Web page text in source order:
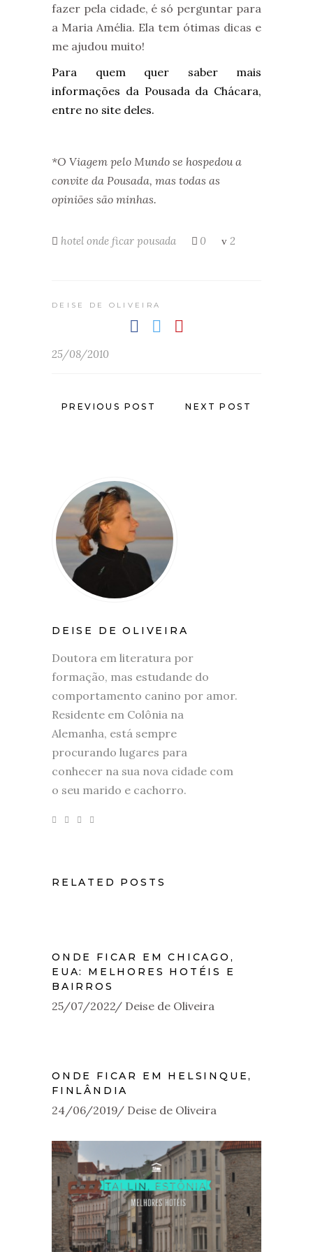
fazer pela cidade, é só perguntar para
a Maria Amélia. Ela tem ótimas dicas e
me ajudou muito!
Para quem quer saber mais
informações da Pousada da Chácara,
entre no site deles.
*O Viagem pelo Mundo se hospedou a
convite da Pousada, mas todas as
opiniões são minhas.
hotel onde ficar pousada 0 2
DEISE DE OLIVEIRA
25/08/2010
PREVIOUS POST NEXT POST
DEISE DE OLIVEIRA
Doutora em literatura por
formação, mas estudande do
comportamento canino por amor.
Residente em Colônia na
Alemanha, está sempre
procurando lugares para
conhecer na sua nova cidade com
o seu marido e cachorro.
RELATED POSTS
ONDE FICAR EM CHICAGO,
EUA: MELHORES HOTÉIS E
BAIRROS
25/07/2022 Deise de Oliveira
ONDE FICAR EM HELSINQUE,
FINLÂNDIA
24/06/2019 Deise de Oliveira